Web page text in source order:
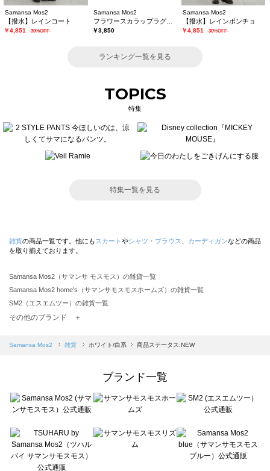
Samansa Mos2
【撥水】レインコート
￥4,851 -30%OFF-
Samansa Mos2
￥3,850
Samansa Mos2
【撥水】レインポンチョ
￥4,851 -30%OFF-
ランキング一覧を見る
TOPICS
特集
特集一覧を見る
雑貨の商品一覧です。他にも スカート やシャツ・ブラウス カーディガンなどの商品
を取り揃えております。
Samansa Mos2（サマンサ モスモス）の雑貨一覧
Samansa Mos2 home's（サマンサモスモスホームズ）の雑貨一覧
SM2（エスエムツー）の雑貨一覧
TSUHARU by Samansa Mos2（ツハルバイサマンサモスモス）の雑貨一覧
Samansa Mos2 blue（サマンサモスモス ブルー）の雑貨一覧
sō4ū（ソウフォーユー）の雑貨一覧
Te chichi（テチチ）の雑貨一覧
Te chichi CLASSIC（テチチ クラシック）の雑貨一覧
Lugnoncure（ルノンキュール）の雑貨一覧
BETTY'S BLUE（べティーズブルー）の雑貨一覧
Wpc.（ワールドパーティー）の雑貨一覧
その他のブランド ＋
Samansa Mos2 雑貨 ホワイト/白系 商品ステータス:NEW
ブランド一覧